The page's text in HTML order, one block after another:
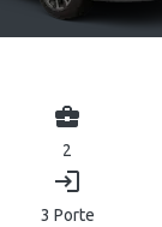
business_center
2
login
3 Porte